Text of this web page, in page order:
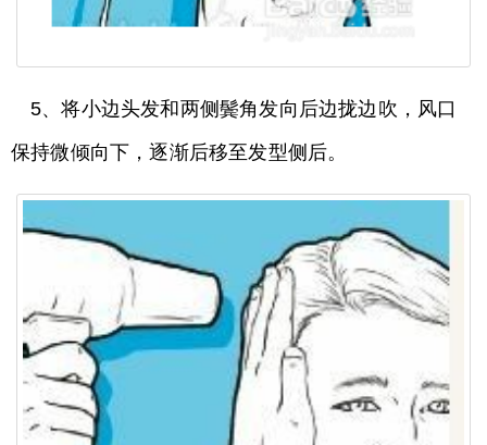
5、将小边头发和两侧鬓角发向后边拢边吹，风口
保持微倾向下，逐渐后移至发型侧后。